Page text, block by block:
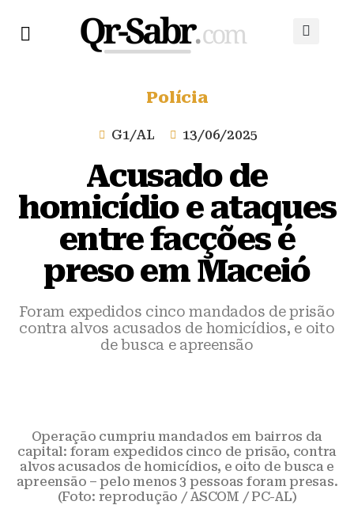
Polícia
G1/AL 13/06/2025
Acusado de
homicídio e ataques
entre facções é
preso em Maceió
Foram expedidos cinco mandados de prisão
contra alvos acusados de homicídios, e oito
de busca e apreensão
Operação cumpriu mandados em bairros da
capital: foram expedidos cinco de prisão, contra
alvos acusados de homicídios, e oito de busca e
apreensão – pelo menos 3 pessoas foram presas.
(Foto: reprodução / ASCOM / PC-AL)